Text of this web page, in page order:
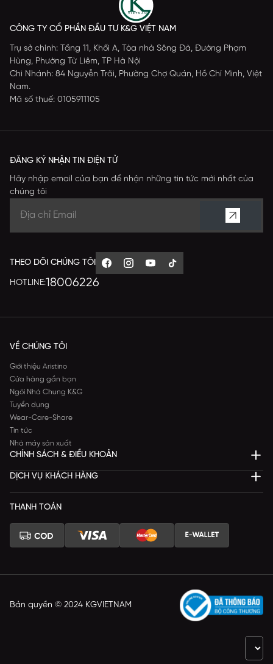
CÔNG TY CỔ PHẦN ĐẦU TƯ K&G VIỆT NAM
Trụ sở chính: Tầng 11, Khối A, Tòa nhà Sông Đà, Đường Phạm
Hùng, Phường Từ Liêm, TP Hà Nội
Chi Nhánh: 84 Nguyễn Trãi, Phường Chợ Quán, Hồ Chí Minh, Việt
Nam.
Mã số thuế: 0105911105
ĐĂNG KÝ NHẬN TIN ĐIỆN TỬ
Hãy nhập email của bạn để nhận những tin tức mới nhất của
chúng tôi
THEO DÕI CHÚNG TÔI
HOTLINE:18006226
VỀ CHÚNG TÔI
Giới thiệu Aristino
Cửa hàng gần bạn
Ngôi Nhà Chung K&G
Tuyển dụng
Wear-Care-Share
Tin tức
Nhà máy sản xuất
CHÍNH SÁCH & ĐIỀU KHOẢN
DỊCH VỤ KHÁCH HÀNG
THANH TOÁN
Bản quyền © 2024 KGVIETNAM